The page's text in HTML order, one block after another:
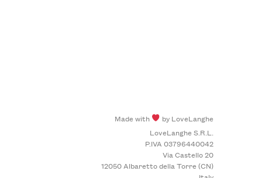
Made with
by LoveLanghe
LoveLanghe S.R.L.
P.IVA 03796440042
Via Castello 20
12050 Albaretto della Torre (CN)